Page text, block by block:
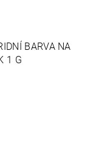
BARVA NA
1 G